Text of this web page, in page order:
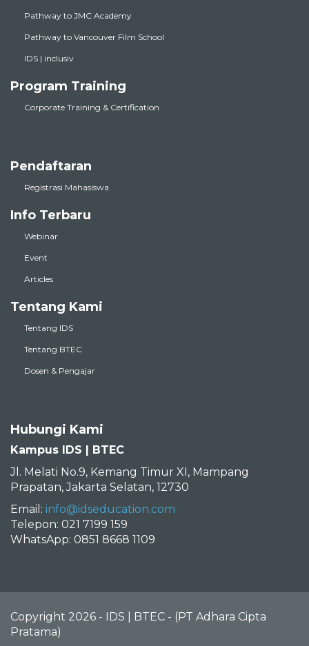
Pathway to Vancouver Film School
IDS | inclusiv
Program Training
Corporate Training & Certification
Registrasi Mahasiswa
Info Terbaru
Webinar
Event
Articles
Tentang Kami
Tentang IDS
Tentang BTEC
Dosen & Pengajar
Kampus IDS | BTEC
Jl. Melati No.9, Kemang Timur XI, Mampang
Prapatan, Jakarta Selatan, 12730
Email: info@idseducation.com
Telepon: 021 7199 159
WhatsApp: 0851 8668 1109
Copyright 2026 - IDS | BTEC - (PT Adhara Cipta
Pratama)